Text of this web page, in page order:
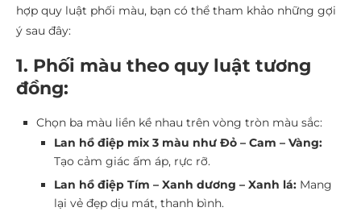
hợp quy luật phối màu, bạn có thể tham khảo những gợi
ý sau đây:
1. Phối màu theo quy luật tương
đồng:
Chọn ba màu liền kề nhau trên vòng tròn màu sắc:
Lan hồ điệp mix 3 màu như Đỏ – Cam – Vàng:
Tạo cảm giác ấm áp, rực rỡ.
Lan hồ điệp Tím – Xanh dương – Xanh lá: Mang
lại vẻ đẹp dịu mát, thanh bình.